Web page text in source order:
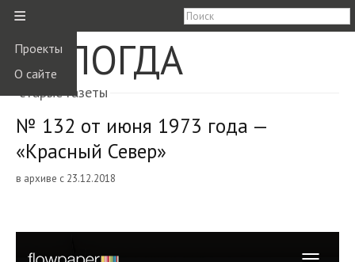
≡
Проекты
О сайте
ВОЛОГДА
старые газеты
№ 132 от июня 1973 года —
«Красный Север»
в архиве с 23.12.2018